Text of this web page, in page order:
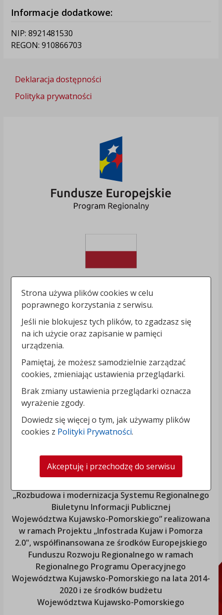
Informacje dodatkowe:
NIP: 8921481530
REGON: 910866703
Deklaracja dostępności
Polityka prywatności
„Rozbudowa i modernizacja Systemu Regionalnego
Biuletynu Informacji Publicznej
Województwa Kujawsko-Pomorskiego” realizowana
w ramach Projektu „Infostrada Kujaw i Pomorza
2.0", współfinansowana ze środków Europejskiego
Funduszu Rozwoju Regionalnego w ramach
Regionalnego Programu Operacyjnego
Województwa Kujawsko-Pomorskiego na lata 2014-
2020 i ze środków budżetu
Województwa Kujawsko-Pomorskiego
Strona używa plików cookies w celu
poprawnego korzystania z serwisu.
Jeśli nie blokujesz tych plików, to zgadzasz się
na ich użycie oraz zapisanie w pamięci
urządzenia.
Pamiętaj, że możesz samodzielnie zarządzać
cookies, zmieniając ustawienia przeglądarki.
Brak zmiany ustawienia przeglądarki oznacza
wyrażenie zgody.
Dowiedz się więcej o tym, jak używamy plików
cookies z Polityki Prywatności.
Akceptuję i przechodzę do serwisu